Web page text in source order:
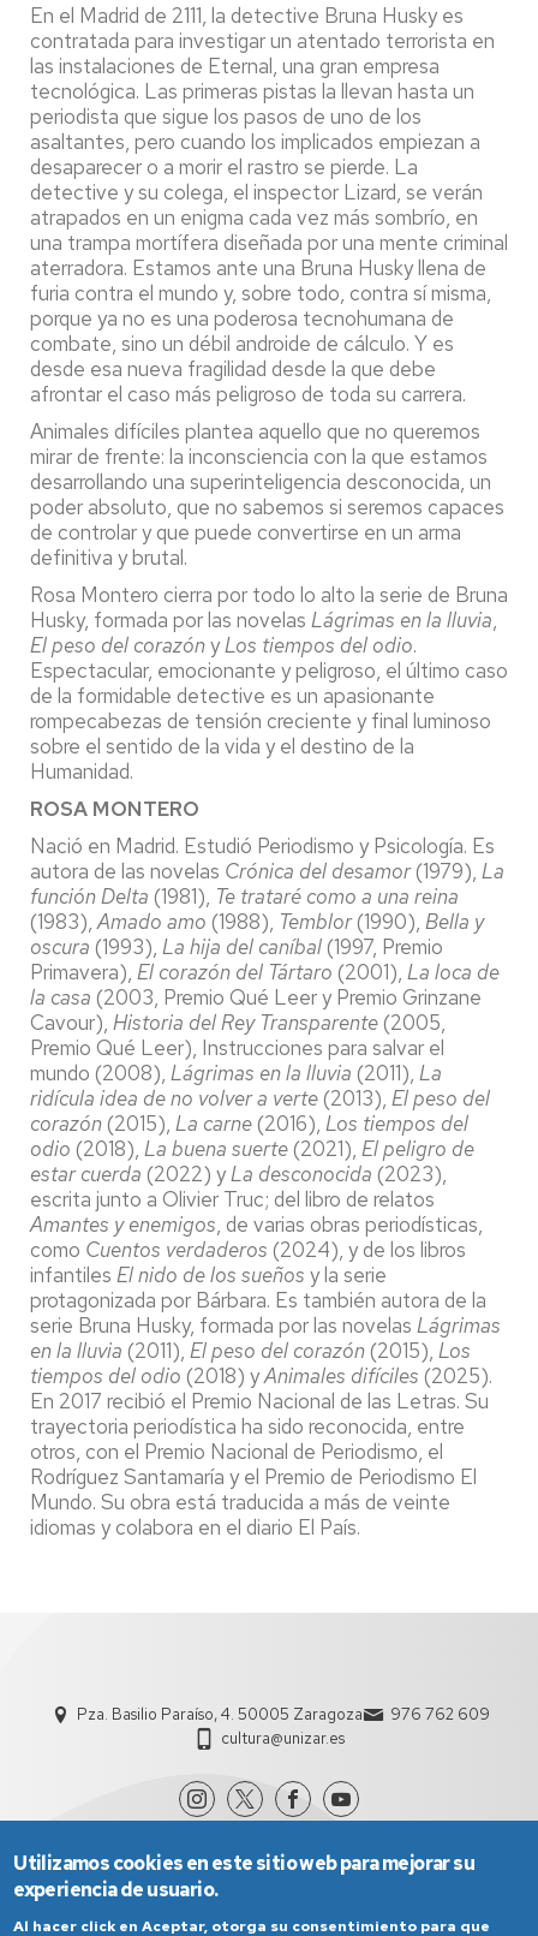
En el Madrid de 2111, la detective Bruna Husky es
contratada para investigar un atentado terrorista en
las instalaciones de Eternal, una gran empresa
tecnológica. Las primeras pistas la llevan hasta un
periodista que sigue los pasos de uno de los
asaltantes, pero cuando los implicados empiezan a
desaparecer o a morir el rastro se pierde. La
detective y su colega, el inspector Lizard, se verán
atrapados en un enigma cada vez más sombrío, en
una trampa mortífera diseñada por una mente criminal
aterradora. Estamos ante una Bruna Husky llena de
furia contra el mundo y, sobre todo, contra sí misma,
porque ya no es una poderosa tecnohumana de
combate, sino un débil androide de cálculo. Y es
desde esa nueva fragilidad desde la que debe
afrontar el caso más peligroso de toda su carrera.
Animales difíciles plantea aquello que no queremos
mirar de frente: la inconsciencia con la que estamos
desarrollando una superinteligencia desconocida, un
poder absoluto, que no sabemos si seremos capaces
de controlar y que puede convertirse en un arma
definitiva y brutal.
Rosa Montero cierra por todo lo alto la serie de Bruna
Husky, formada por las novelas Lágrimas en la lluvia,
El peso del corazónyLos tiempos del odio.
Espectacular, emocionante y peligroso, el último caso
de la formidable detective es un apasionante
rompecabezas de tensión creciente y final luminoso
sobre el sentido de la vida y el destino de la
Humanidad.
ROSA MONTERO
Nació en Madrid. Estudió Periodismo y Psicología. Es
autora de las novelas Crónica del desamor(1979), La
función Delta (1981), Te trataré como a una reina
(1983),Amado amo (1988), Temblor(1990), Bella y
oscura (1993), La hija del caníbal(1997, Premio
Primavera), El corazón del Tártaro (2001), La loca de
la casa (2003, Premio Qué Leer y Premio Grinzane
Cavour), Historia del Rey Transparente(2005,
Premio Qué Leer), Instrucciones para salvar el
mundo (2008), Lágrimas en la lluvia (2011), La
ridícula idea de no volver a verte(2013), El peso del
corazón(2015), La carne(2016), Los tiempos del
odio (2018), La buena suerte(2021), El peligro de
estar cuerda (2022) yLa desconocida (2023),
escrita junto a Olivier Truc; del libro de relatos
Amantes y enemigos, de varias obras periodísticas,
como Cuentos verdaderos (2024), y de los libros
infantiles El nido de los sueños y la serie
protagonizada por Bárbara. Es también autora de la
serie Bruna Husky, formada por las novelas Lágrimas
en la lluvia (2011), El peso del corazón(2015), Los
tiempos del odio (2018) yAnimales difíciles (2025).
En 2017 recibió el Premio Nacional de las Letras. Su
trayectoria periodística ha sido reconocida, entre
otros, con el Premio Nacional de Periodismo, el
Rodríguez Santamaría y el Premio de Periodismo El
Mundo. Su obra está traducida a más de veinte
idiomas y colabora en el diario El País.
Pza. Basilio Paraíso, 4. 50005 Zaragoza
976 762 609
cultura@unizar.es
Utilizamos cookies en este sitio web para mejorar su
experiencia de usuario.
Al hacer click en Aceptar, otorga su consentimiento para que